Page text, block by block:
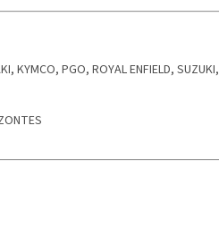
KYMCO, PGO, ROYAL ENFIELD, SUZUKI,